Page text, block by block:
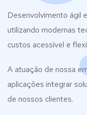
Desenvolvimento ágil
utilizando modernas
custos acessível e
A atuação de nossa
aplicações integrar
de nossos clientes.